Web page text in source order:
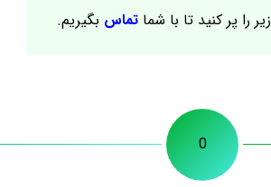
زیر را پر کنید تا با شماتماس بگیریم.
0